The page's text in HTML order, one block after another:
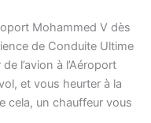
Mohammed V dès
de Conduite Ultime
l’avion à l’Aéroport
et vous heurter à la
cela, un chauffeur vous